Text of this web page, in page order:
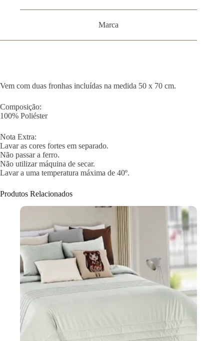
Marca
Vem com duas fronhas incluídas na medida 50 x 70 cm.
Composição:
100% Poliéster
Nota Extra:
Lavar as cores fortes em separado.
Não passar a ferro.
Não utilizar máquina de secar.
Lavar a uma temperatura máxima de 40º.
Produtos Relacionados